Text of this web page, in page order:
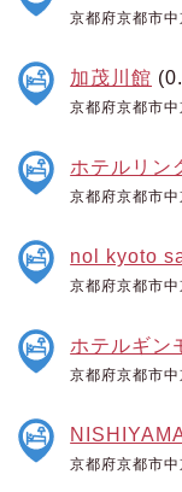
京都府京都市
加茂川館
京都府京都市
ホテルリン
京都府京都市
nol kyoto
京都府京都市
ホテルギン
京都府京都市
京都府京都市